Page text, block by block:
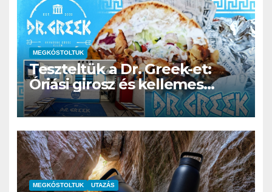
MEGKÓSTOLTUK
Teszteltük a Dr. Greek-et:
Óriási girosz és kellemes
kerthelyiség Csepel szívében
MEGKÓSTOLTUK UTAZÁS